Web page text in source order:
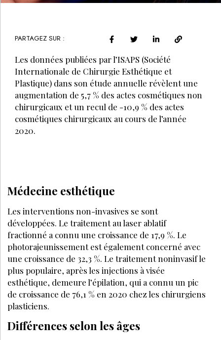
PARTAGEZ SUR :
Les données publiées par l’ISAPS (Société
Internationale de Chirurgie Esthétique et
Plastique) dans son étude annuelle révèlent une
augmentation de 5,7 % des actes cosmétiques non
chirurgicaux et un recul de -10,9 % des actes
cosmétiques chirurgicaux au cours de l’année
2020.
Médecine esthétique
Les interventions non-invasives se sont
développées. Le traitement au laser ablatif
fractionné a connu une croissance de 17,9 %. Le
photorajeunissement est également concerné avec
une croissance de 32,3 %. Le traitement noninvasif le
plus populaire, après les injections à visée
esthétique, demeure l’épilation, qui a connu un pic
de croissance de 76,1 % en 2020 chez les chirurgiens
plasticiens.
Différences selon les âges